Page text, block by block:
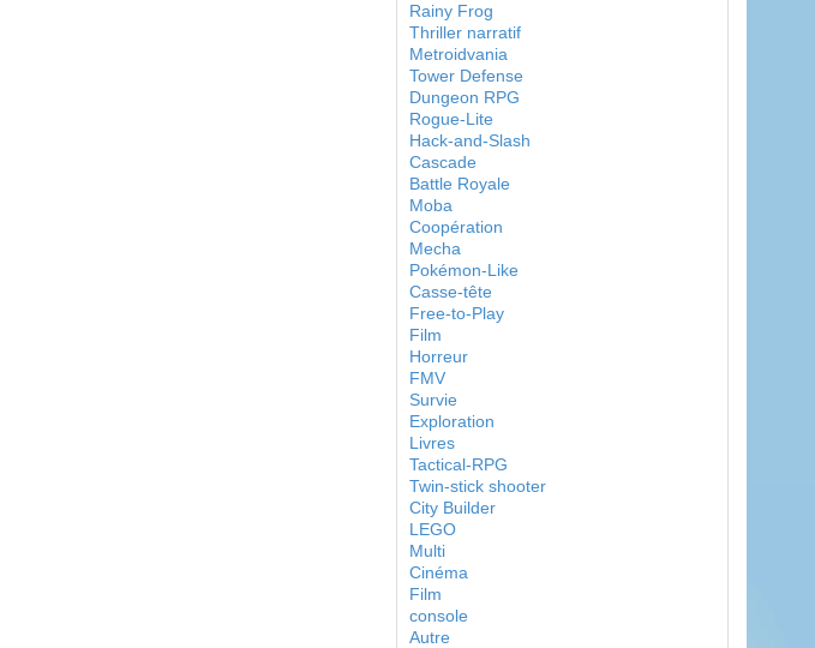
Rainy Frog
Thriller narratif
Metroidvania
Tower Defense
Dungeon RPG
Rogue-Lite
Hack-and-Slash
Cascade
Battle Royale
Moba
Coopération
Mecha
Pokémon-Like
Casse-tête
Free-to-Play
Film
Horreur
FMV
Survie
Exploration
Livres
Tactical-RPG
Twin-stick shooter
City Builder
LEGO
Multi
Cinéma
Film
console
Autre